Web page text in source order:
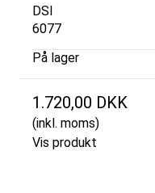
DSI
6077
På lager
1.720,00 DKK
(inkl. moms)
Vis produkt